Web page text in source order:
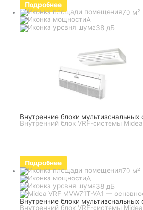
Подробнее
70 м²
A
38 дБ
Внутренние блоки мультизональных
Внутренний блок VRF-системы Midea
Подробнее
70 м²
A
38 дБ
Внутренние блоки мультизональных
Внутренний блок VRF-системы Midea